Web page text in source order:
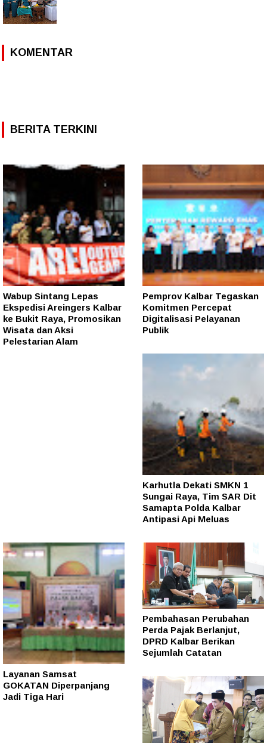
KOMENTAR
BERITA TERKINI
Wabup Sintang Lepas
Ekspedisi Areingers Kalbar
ke Bukit Raya, Promosikan
Wisata dan Aksi
Pelestarian Alam
Pemprov Kalbar Tegaskan
Komitmen Percepat
Digitalisasi Pelayanan
Publik
Karhutla Dekati SMKN 1
Sungai Raya, Tim SAR Dit
Samapta Polda Kalbar
Antipasi Api Meluas
Layanan Samsat
GOKATAN Diperpanjang
Jadi Tiga Hari
Pembahasan Perubahan
Perda Pajak Berlanjut,
DPRD Kalbar Berikan
Sejumlah Catatan